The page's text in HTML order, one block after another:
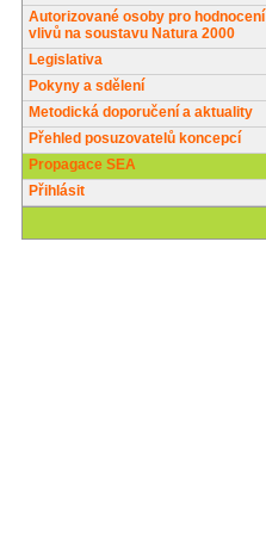
Autorizované osoby pro hodnocení
vlivů na soustavu Natura 2000
Legislativa
Pokyny a sdělení
Metodická doporučení a aktuality
Přehled posuzovatelů koncepcí
Propagace SEA
Přihlásit